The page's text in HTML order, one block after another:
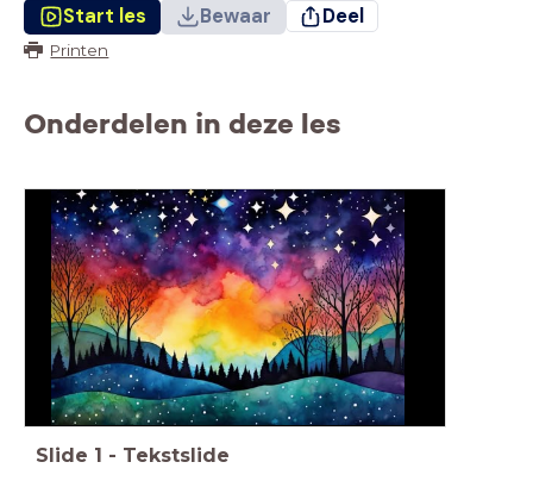
Start les Bewaar Deel
Printen
Onderdelen in deze les
Slide 1 - Tekstslide